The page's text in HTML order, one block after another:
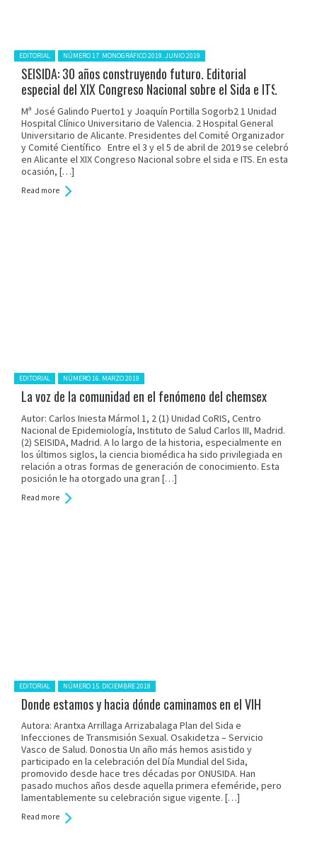
Posted in:
EDITORIAL NÚMERO 17. MONOGRÁFICO 2019. JUNIO 2019
SEISIDA: 30 años construyendo futuro. Editorial
especial del XIX Congreso Nacional sobre el Sida e ITS
Mª José Galindo Puerto1 y Joaquín Portilla Sogorb2 1 Unidad
Hospital Clínico Universitario de Valencia. 2 Hospital General
Universitario de Alicante. Presidentes del Comité Organizador
y Comité Científico Entre el 3 y el 5 de abril de 2019 se celebró
en Alicante el XIX Congreso Nacional sobre el sida e ITS. En esta
ocasión, […]
Read more
Posted in:
EDITORIAL NÚMERO 16. MARZO 2019
La voz de la comunidad en el fenómeno del chemsex
Autor: Carlos Iniesta Mármol 1, 2 (1) Unidad CoRIS, Centro
Nacional de Epidemiología, Instituto de Salud Carlos III, Madrid.
(2) SEISIDA, Madrid. A lo largo de la historia, especialmente en
los últimos siglos, la ciencia biomédica ha sido privilegiada en
relación a otras formas de generación de conocimiento. Esta
posición le ha otorgado una gran […]
Read more
Posted in:
EDITORIAL NÚMERO 15. DICIEMBRE 2018
Donde estamos y hacia dónde caminamos en el VIH
Autora: Arantxa Arrillaga Arrizabalaga Plan del Sida e
Infecciones de Transmisión Sexual. Osakidetza – Servicio
Vasco de Salud. Donostia Un año más hemos asistido y
participado en la celebración del Día Mundial del Sida,
promovido desde hace tres décadas por ONUSIDA. Han
pasado muchos años desde aquella primera efeméride, pero
lamentablemente su celebración sigue vigente. […]
Read more